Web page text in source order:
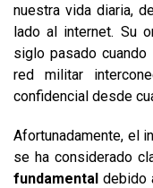
nuestra vida diaria,
lado al internet. Su
siglo pasado cuando
red militar
confidencial desde
Afortunadamente, el
se ha considerado
fundamental debido